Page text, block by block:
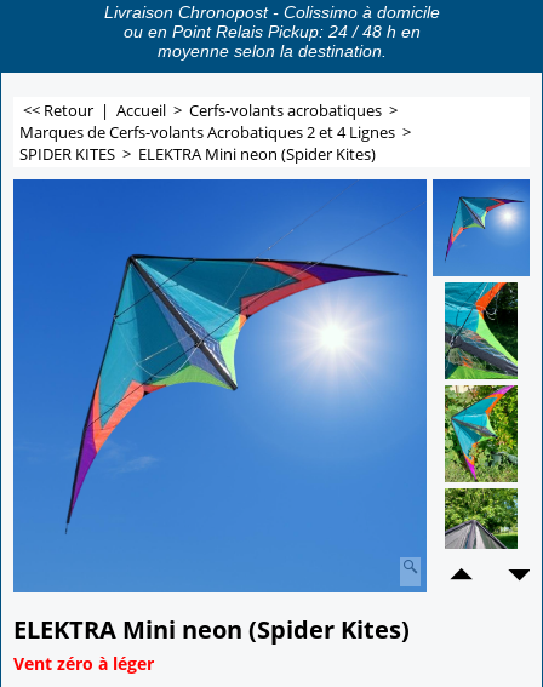
Livraison Chronopost - Colissimo à domicile
ou en Point Relais Pickup: 24 / 48 h en
moyenne selon la destination.
<< Retour | Accueil > Cerfs-volants acrobatiques >
Marques de Cerfs-volants Acrobatiques 2 et 4 Lignes >
SPIDER KITES > ELEKTRA Mini neon (Spider Kites)
ELEKTRA Mini neon (Spider Kites)
Vent zéro à léger